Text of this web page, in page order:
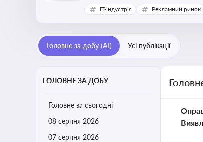
процесів. Штучний
IT-індустрія Рекламний ринок
Головне за добу (AI) Усі публікації
ГОЛОВНЕ ЗА ДОБУ
Головне за сьогодні
08 серпня 2026
07 серпня 2026